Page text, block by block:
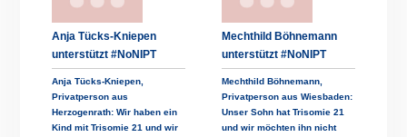
Anja Tücks-Kniepen
unterstützt #NoNIPT
Anja Tücks-Kniepen,
Privatperson aus
Herzogenrath: Wir haben ein
Kind mit Trisomie 21 und wir
Mechthild Böhnemann
unterstützt #NoNIPT
Mechthild Böhnemann,
Privatperson aus Wiesbaden:
Unser Sohn hat Trisomie 21
und wir möchten ihn nicht